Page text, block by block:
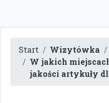
Start Wizytówka
W jakich
jakości artykuły